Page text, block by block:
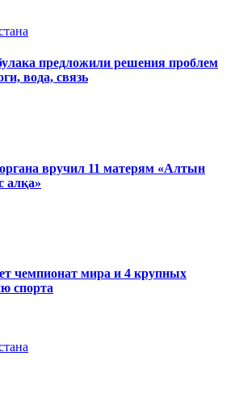
предложили решения проблем
вода, связь
вручил 11 матерям «Алтын
алқа»
чемпионат мира и 4 крупных
спорта